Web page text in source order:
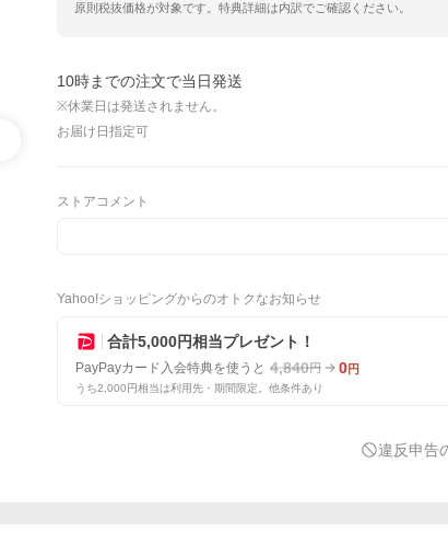
原則税抜価格が対象です。特典詳細は内訳でご確認ください。
10時までの注文で当日発送
※休業日は発送されません。
お届け日指定可
ストアコメント
Yahoo!ショッピングからのオトクなお知らせ
合計5,000円相当プレゼント！
PayPayカード入会特典を使うと 4,840円 0円
うち2,000円相当は利用先・期間限定。他条件あり
違反申告